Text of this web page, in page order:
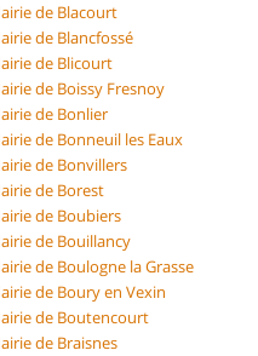
de Blacourt
de Blancfossé
de Blicourt
de Boissy Fresnoy
de Bonlier
de Bonneuil les Eaux
de Bonvillers
de Borest
de Boubiers
de Bouillancy
de Boulogne la Grasse
de Boury en Vexin
de Boutencourt
de Braisnes